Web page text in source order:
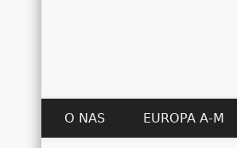
O NAS EUROPA A-M